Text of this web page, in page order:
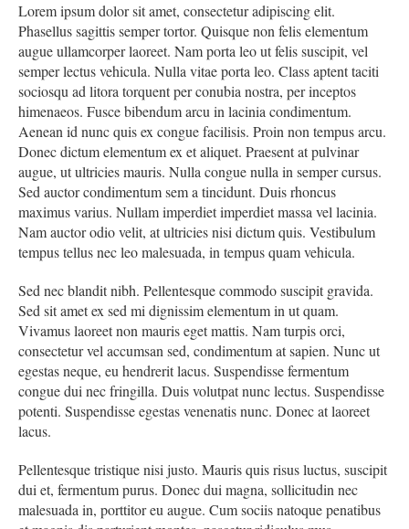
Lorem ipsum dolor sit amet, consectetur adipiscing elit.
Phasellus sagittis semper tortor. Quisque non felis elementum
augue ullamcorper laoreet. Nam porta leo ut felis suscipit, vel
semper lectus vehicula. Nulla vitae porta leo. Class aptent taciti
sociosqu ad litora torquent per conubia nostra, per inceptos
himenaeos. Fusce bibendum arcu in lacinia condimentum.
Aenean id nunc quis ex congue facilisis. Proin non tempus arcu.
Donec dictum elementum ex et aliquet. Praesent at pulvinar
augue, ut ultricies mauris. Nulla congue nulla in semper cursus.
Sed auctor condimentum sem a tincidunt. Duis rhoncus
maximus varius. Nullam imperdiet imperdiet massa vel lacinia.
Nam auctor odio velit, at ultricies nisi dictum quis. Vestibulum
tempus tellus nec leo malesuada, in tempus quam vehicula.
Sed nec blandit nibh. Pellentesque commodo suscipit gravida.
Sed sit amet ex sed mi dignissim elementum in ut quam.
Vivamus laoreet non mauris eget mattis. Nam turpis orci,
consectetur vel accumsan sed, condimentum at sapien. Nunc ut
egestas neque, eu hendrerit lacus. Suspendisse fermentum
congue dui nec fringilla. Duis volutpat nunc lectus. Suspendisse
potenti. Suspendisse egestas venenatis nunc. Donec at laoreet
lacus.
Pellentesque tristique nisi justo. Mauris quis risus luctus, suscipit
dui et, fermentum purus. Donec dui magna, sollicitudin nec
malesuada in, porttitor eu augue. Cum sociis natoque penatibus